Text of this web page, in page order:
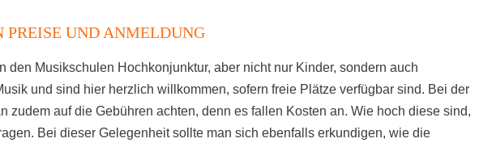
PREISE UND ANMELDUNG
den Musikschulen Hochkonjunktur, aber nicht nur Kinder, sondern auch
und sind hier herzlich willkommen, sofern freie Plätze verfügbar sind. Bei der
zudem auf die Gebühren achten, denn es fallen Kosten an. Wie hoch diese sind,
Bei dieser Gelegenheit sollte man sich ebenfalls erkundigen, wie die